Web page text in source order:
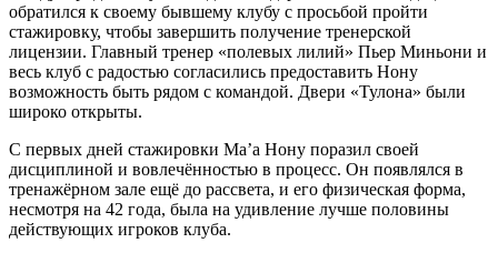
обратился к своему бывшему клубу с просьбой пройти
стажировку, чтобы завершить получение тренерской
лицензии. Главный тренер «полевых лилий» Пьер Миньони и
весь клуб с радостью согласились предоставить Нону
возможность быть рядом с командой. Двери «Тулона» были
широко открыты.
С первых дней стажировки Ма’а Нону поразил своей
дисциплиной и вовлечённостью в процесс. Он появлялся в
тренажёрном зале ещё до рассвета, и его физическая форма,
несмотря на 42 года, была на удивление лучше половины
действующих игроков клуба.